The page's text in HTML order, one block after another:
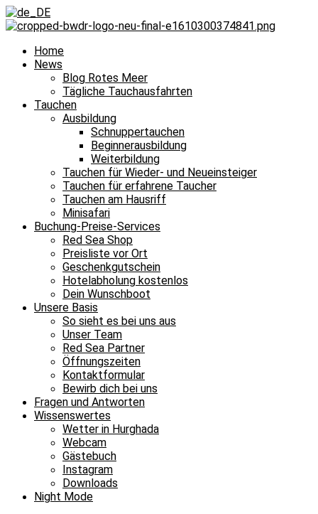
Home
News
Blog Rotes Meer
Tägliche Tauchausfahrten
Tauchen
Ausbildung
Schnuppertauchen
Beginnerausbildung
Weiterbildung
Tauchen für Wieder- und Neueinsteiger
Tauchen für erfahrene Taucher
Tauchen am Hausriff
Minisafari
Buchung-Preise-Services
Red Sea Shop
Preisliste vor Ort
Geschenkgutschein
Hotelabholung kostenlos
Dein Wunschboot
Unsere Basis
So sieht es bei uns aus
Unser Team
Red Sea Partner
Öffnungszeiten
Kontaktformular
Bewirb dich bei uns
Fragen und Antworten
Wissenswertes
Wetter in Hurghada
Webcam
Gästebuch
Instagram
Downloads
Night Mode